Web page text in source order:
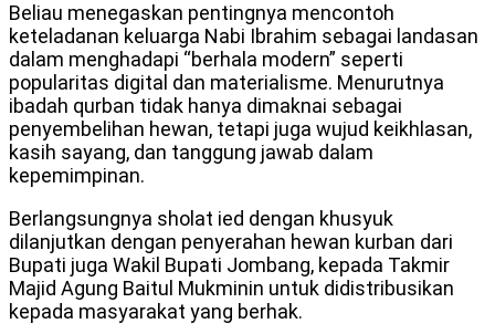
Beliau menegaskan pentingnya mencontoh
keteladanan keluarga Nabi Ibrahim sebagai landasan
dalam menghadapi “berhala modern” seperti
popularitas digital dan materialisme. Menurutnya
ibadah qurban tidak hanya dimaknai sebagai
penyembelihan hewan, tetapi juga wujud keikhlasan,
kasih sayang, dan tanggung jawab dalam
kepemimpinan.
Berlangsungnya sholat ied dengan khusyuk
dilanjutkan dengan penyerahan hewan kurban dari
Bupati juga Wakil Bupati Jombang, kepada Takmir
Majid Agung Baitul Mukminin untuk didistribusikan
kepada masyarakat yang berhak.